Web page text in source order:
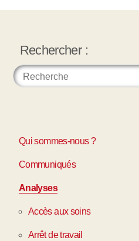
Rechercher :
Qui sommes-nous ?
Communiqués
Analyses
Accès aux soins
Arrêt de travail